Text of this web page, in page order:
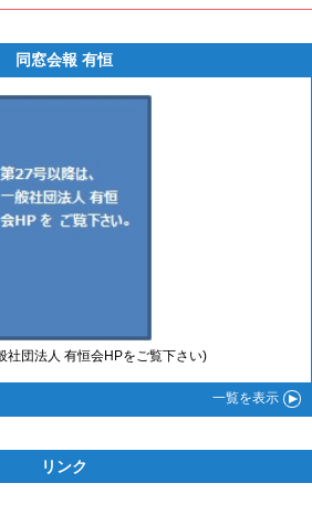
同窓会報 有恒
社団法人 有恒会HPをご覧下さい)
一覧を表示
リンク